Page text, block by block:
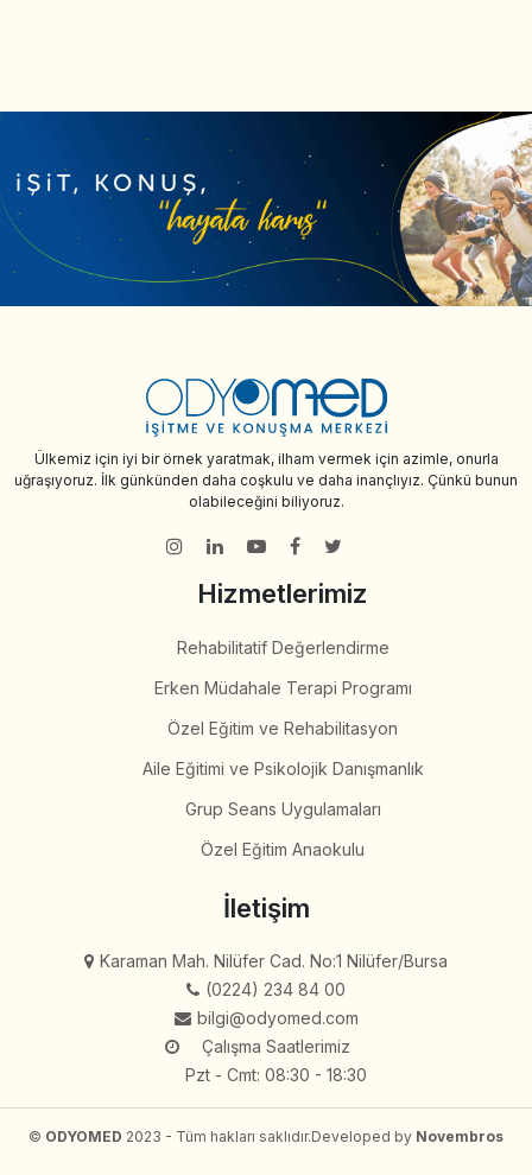
Ülkemiz için iyi bir örnek yaratmak, ilham vermek için azimle, onurla
uğraşıyoruz. İlk günkünden daha coşkulu ve daha inançlıyız. Çünkü bunun
olabileceğini biliyoruz.
Hizmetlerimiz
Rehabilitatif Değerlendirme
Erken Müdahale Terapi Programı
Özel Eğitim ve Rehabilitasyon
Aile Eğitimi ve Psikolojik Danışmanlık
Grup Seans Uygulamaları
Özel Eğitim Anaokulu
İletişim
Karaman Mah. Nilüfer Cad. No:1 Nilüfer/Bursa
(0224) 234 84 00
bilgi@odyomed.com
Çalışma Saatlerimiz
Pzt - Cmt: 08:30 - 18:30
© ODYOMED 2023 - Tüm hakları saklıdır.Developed by Novembros